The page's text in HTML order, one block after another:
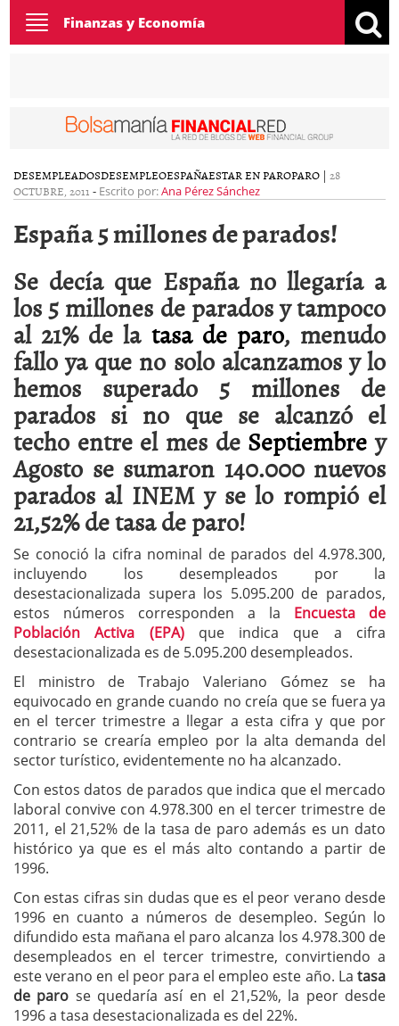
Toggle
navigation
Finanzas y Economía
DESEMPLEADOSDESEMPLEOESPAÑAESTAR EN PAROPARO | 28
OCTUBRE, 2011 - Escrito por:Ana Pérez Sánchez
España 5 millones de parados!
Se decía que España no llegaría a
los 5 millones de parados y tampoco
al 21% de la tasa de paro, menudo
fallo ya que no solo alcanzamos y lo
hemos superado 5 millones de
parados si no que se alcanzó el
techo entre el mes de Septiembrey
Agosto se sumaron 140.000 nuevos
parados al INEM y se lo rompió el
21,52% de tasa de paro!
Se conoció la cifra nominal de parados del 4.978.300,
incluyendo los desempleados por la
desestacionalizada supera los 5.095.200 de parados,
estos números corresponden a la Encuesta de
Población Activa (EPA)que indica que a cifra
desestacionalizada es de 5.095.200 desempleados.
El ministro de Trabajo Valeriano Gómez se ha
equivocado en grande cuando no creía que se fuera ya
en el tercer trimestre a llegar a esta cifra y que por
contrario se crearía empleo por la alta demanda del
sector turístico, evidentemente no ha alcanzado.
Con estos datos de parados que indica que el mercado
laboral convive con 4.978.300 en el tercer trimestre de
2011, el 21,52% de la tasa de paro además es un dato
histórico ya que es el más alto contando a partir de
1996.
Con estas cifras sin dudas que es el peor verano desde
1996 en cuanto a números de desempleo. Según lo
difundido esta mañana el paro alcanza los 4.978.300 de
desempleados en el tercer trimestre, convirtiendo a
este verano en el peor para el empleo este año. La tasa
de paro se quedaría así en el 21,52%, la peor desde
1996 a tasa desestacionalizada es del 22%.